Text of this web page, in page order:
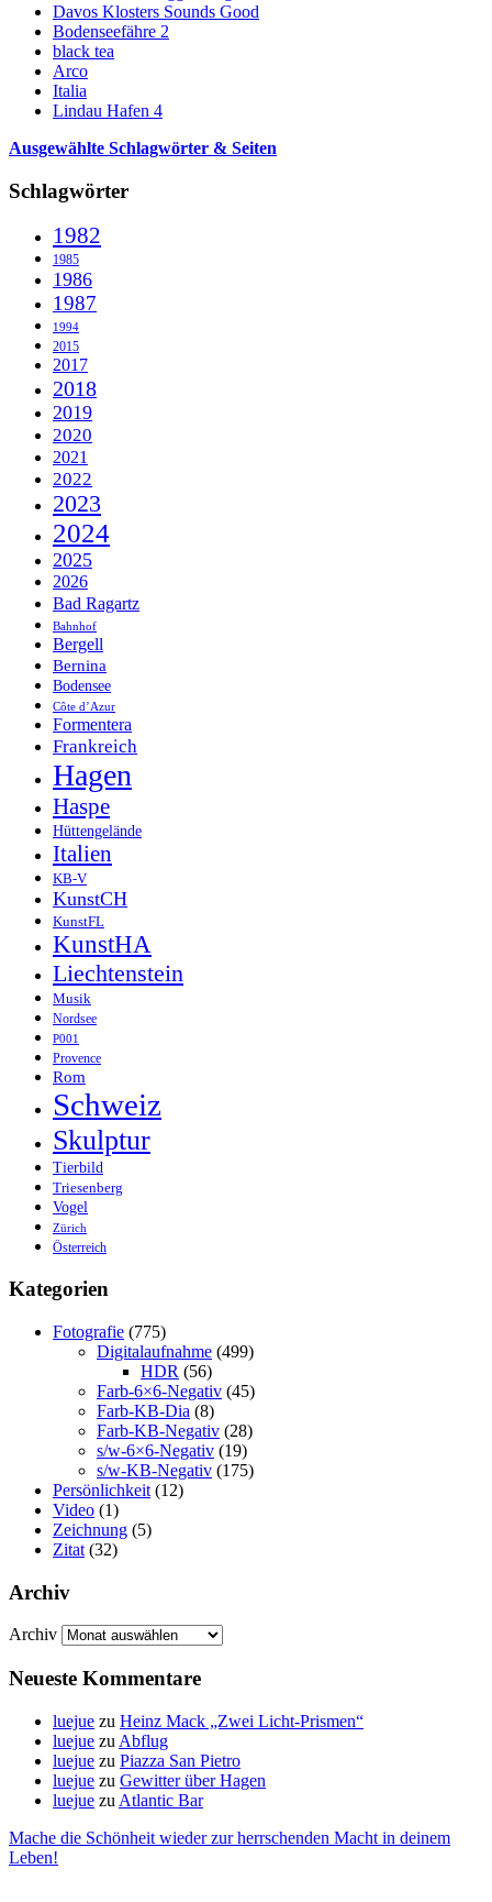
Davos Klosters Sounds Good
Bodenseefähre 2
black tea
Arco
Italia
Lindau Hafen 4
Ausgewählte Schlagwörter & Seiten
Schlagwörter
1982
1985
1986
1987
1994
2015
2017
2018
2019
2020
2021
2022
2023
2024
2025
2026
Bad Ragartz
Bahnhof
Bergell
Bernina
Bodensee
Côte d’Azur
Formentera
Frankreich
Hagen
Haspe
Hüttengelände
Italien
KB-V
KunstCH
KunstFL
KunstHA
Liechtenstein
Musik
Nordsee
P001
Provence
Rom
Schweiz
Skulptur
Tierbild
Triesenberg
Vogel
Zürich
Österreich
Kategorien
Fotografie (775)
Digitalaufnahme (499)
HDR (56)
Farb-6×6-Negativ (45)
Farb-KB-Dia (8)
Farb-KB-Negativ (28)
s/w-6×6-Negativ (19)
s/w-KB-Negativ (175)
Persönlichkeit (12)
Video (1)
Zeichnung (5)
Zitat (32)
Archiv
Archiv
Neueste Kommentare
luejue zu Heinz Mack „Zwei Licht-Prismen“
luejue zu Abflug
luejue zu Piazza San Pietro
luejue zu Gewitter über Hagen
luejue zu Atlantic Bar
Mache die Schönheit wieder zur herrschenden Macht in deinem
Leben!